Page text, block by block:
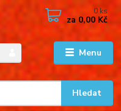
Menu
Hledat
0 ks
za 0,00 Kč